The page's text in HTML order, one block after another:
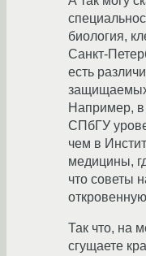
биология,
Санкт-
есть
защищаемых
Например, в
СПбГУ
чем в
медицины,
что советы
Так что, на
сгущаете